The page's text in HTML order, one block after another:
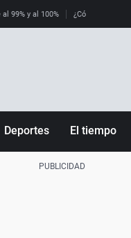
99% y al 100% ¿Cómo es
Deportes El tiempo